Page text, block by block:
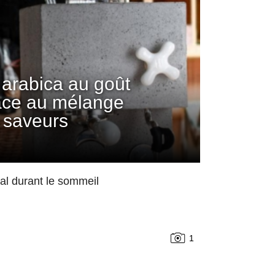
au goût
au mélange
durant le sommeil
1